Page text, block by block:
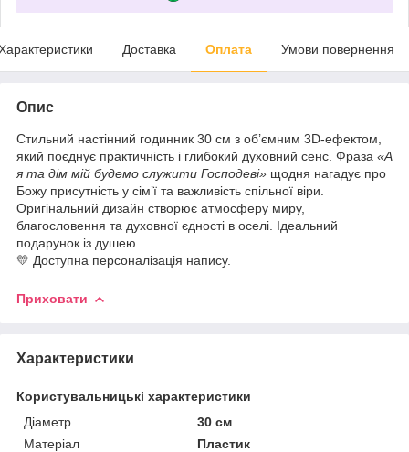
Доставка Оплата Умови повернення
Опис
Стильний настінний годинник 30 см з об’ємним 3D-ефектом,
який поєднує практичність і глибокий духовний сенс. Фраза «А
я та дім мій будемо служити Господеві» щодня нагадує про
Божу присутність у сім’ї та важливість спільної віри.
Оригінальний дизайн створює атмосферу миру,
благословення та духовної єдності в оселі. Ідеальний
подарунок із душею.
💛 Доступна персоналізація напису.
Приховати
Характеристики
Користувальницькі характеристики
Діаметр
30 см
Матеріал
Пластик